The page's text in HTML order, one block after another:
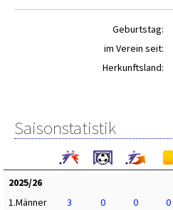
Geburtstag:
im Verein seit:
Herkunftsland:
Saisonstatistik
2025/26
1.Männer
3 0 0 0